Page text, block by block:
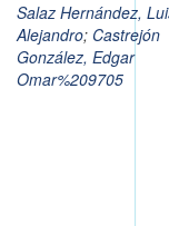
Salaz Hernández,
Alejandro; Castrejón
González, Edgar
Omar%209705